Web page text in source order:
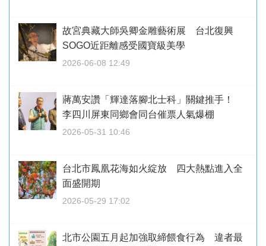
故宮典藏大師吳卿金雕藝術展 台北復興
SOGO近距離感受國寶級美學
2026-06-08 12:49
蔣萬安讚「輝達落腳北士科」關鍵推手！
李四川屏東同鄉會同台催票人氣爆棚
2026-05-31 10:46
台北市鳳凰花海如火綻放 四大熱點進入全
面盛開期
2026-05-29 17:02
北市公園五月起加強取締餵食行為 違者最